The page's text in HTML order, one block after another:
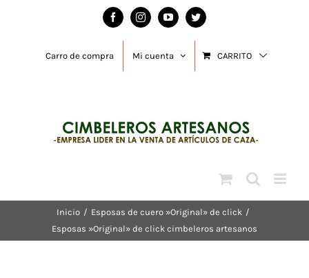
FacebookInstagramYouTubeTwitter
Carro de compra Mi cuenta CARRITO
Inicio / Esposas de cuero »Original» de click /
Esposas »Original» de click cimbeleros artesanos